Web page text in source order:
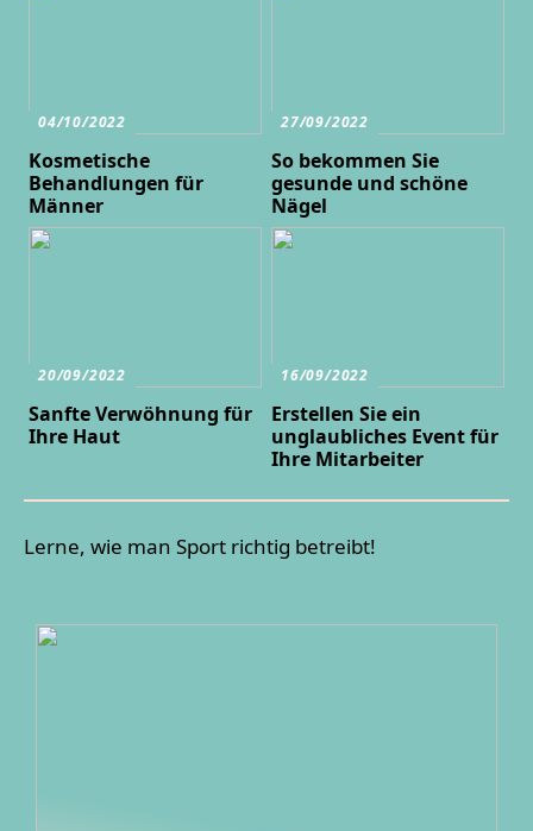
04/10/2022
Kosmetische
Behandlungen für
Männer
27/09/2022
So bekommen Sie
gesunde und schöne
Nägel
20/09/2022
Sanfte Verwöhnung für
Ihre Haut
16/09/2022
Erstellen Sie ein
unglaubliches Event für
Ihre Mitarbeiter
Lerne, wie man Sport richtig betreibt!